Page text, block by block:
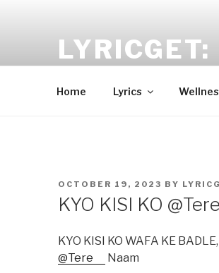
Home Lyrics
POSTED
OCTOBER 19, 2023 BY
KYO KISI KO
KYO KISI KO WAFA KE
@Tere
Naam